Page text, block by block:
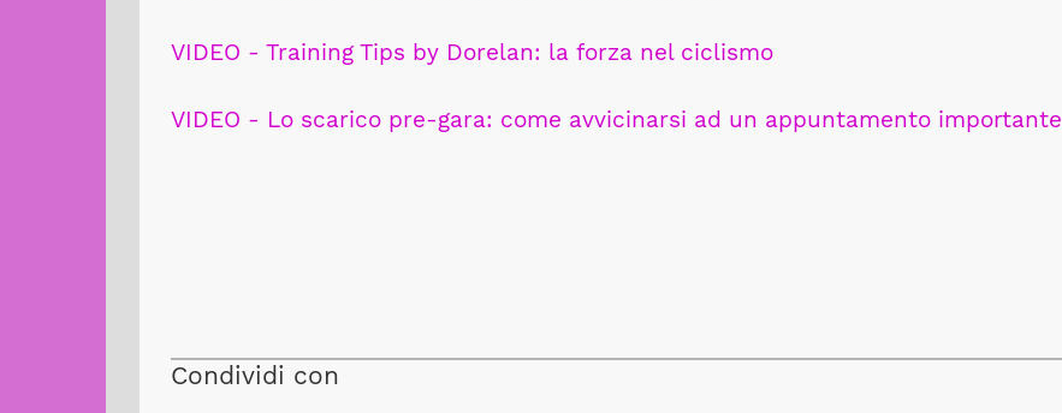
VIDEO - Training Tips by Dorelan: la forza nel ciclismo
VIDEO - Lo scarico pre-gara: come avvicinarsi ad un appuntamento importante
Condividi con